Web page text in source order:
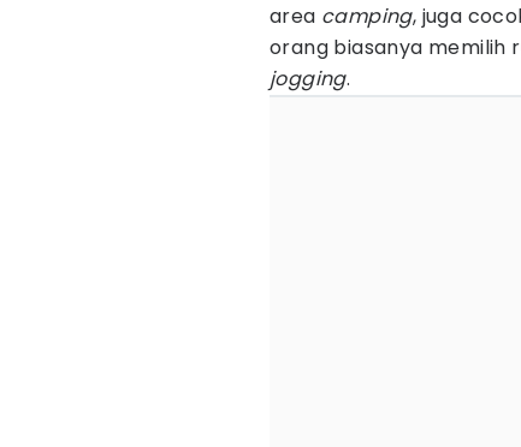
area camping, juga
orang biasanya memilih
jogging.